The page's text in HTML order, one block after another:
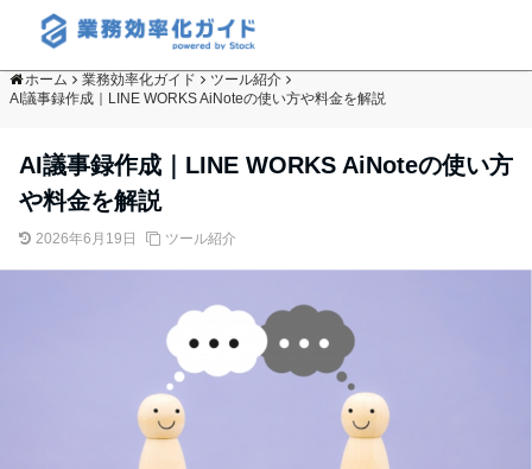
ホーム 業務効率化ガイド
ツール紹介
AI議事録作成｜LINE WORKS AiNoteの使い方や料金を解説
AI議事録作成｜LINE WORKS AiNoteの使い方
や料金を解説
2026年6月19日 ツール紹介